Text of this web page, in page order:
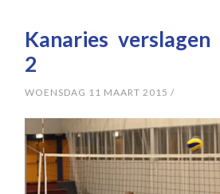
Kanaries
2
WOENSDAG 11 MAART 2015 /